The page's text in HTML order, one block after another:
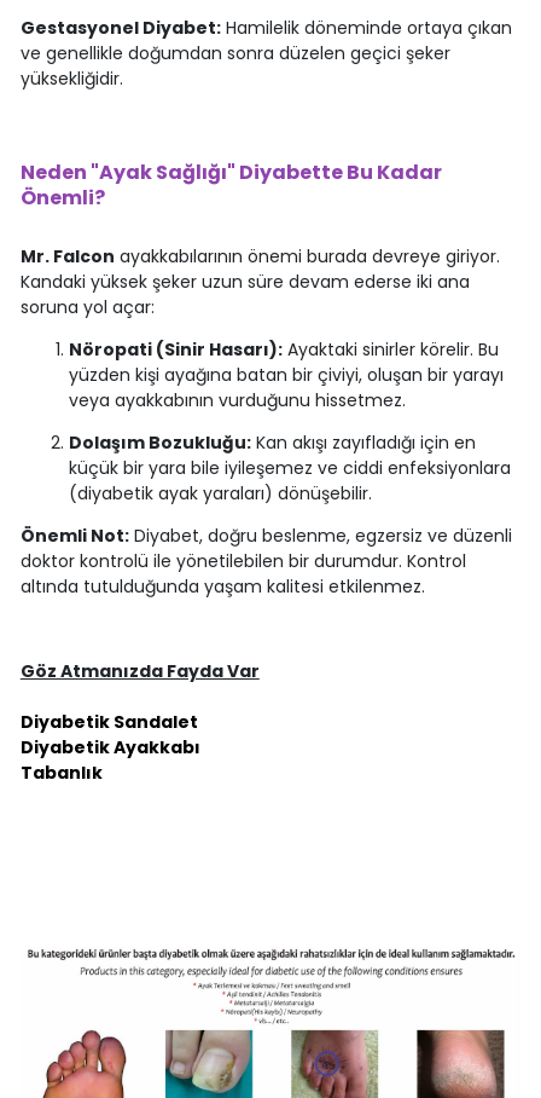
Gestasyonel Diyabet:Hamilelik döneminde ortaya çıkan
ve genellikle doğumdan sonra düzelen geçici şeker
yüksekliğidir.
Neden "Ayak Sağlığı" Diyabette Bu Kadar
Önemli?
Mr. Falcon ayakkabılarının önemi burada devreye giriyor.
Kandaki yüksek şeker uzun süre devam ederse iki ana
soruna yol açar:
Nöropati (Sinir Hasarı):Ayaktaki sinirler körelir. Bu
yüzden kişi ayağına batan bir çiviyi, oluşan bir yarayı
veya ayakkabının vurduğunu hissetmez.
Dolaşım Bozukluğu:Kan akışı zayıfladığı için en
küçük bir yara bile iyileşemez ve ciddi enfeksiyonlara
(diyabetik ayak yaraları) dönüşebilir.
Önemli Not:Diyabet, doğru beslenme, egzersiz ve düzenli
doktor kontrolü ile yönetilebilen bir durumdur. Kontrol
altında tutulduğunda yaşam kalitesi etkilenmez.
Göz Atmanızda Fayda Var
Diyabetik Sandalet
Diyabetik Ayakkabı
Tabanlık